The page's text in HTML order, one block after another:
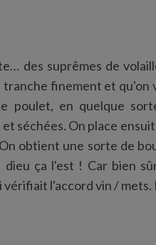
des suprêmes de
tranche finement et
poulet, en quelque
séchées. On place
obtient une sorte de
ça l'est ! Car bien
vérifiait l'accord vin /